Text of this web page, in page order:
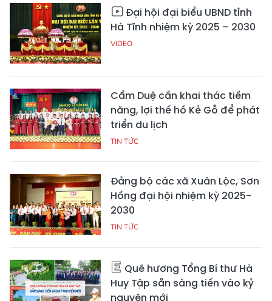
Đại hội đại biểu UBND tỉnh
Hà Tĩnh nhiệm kỳ 2025 – 2030
VIDEO
Cẩm Duệ cần khai thác tiềm
năng, lợi thế hồ Kẻ Gỗ để phát
triển du lịch
TIN TỨC
Đảng bộ các xã Xuân Lộc, Sơn
Hồng đại hội nhiệm kỳ 2025-
2030
TIN TỨC
Quê hương Tổng Bí thư Hà
Huy Tập sẵn sàng tiến vào kỷ
nguyên mới